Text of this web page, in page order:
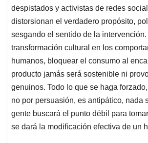
despistados y activistas de redes
distorsionan el verdadero propósito,
sesgando el sentido de la
transformación cultural en los
humanos, bloquear el consumo al
producto jamás será sostenible ni
genuinos. Todo lo que se haga
no por persuasión, es antipático, nada
gente buscará el punto débil para
se dará la modificación efectiva de un